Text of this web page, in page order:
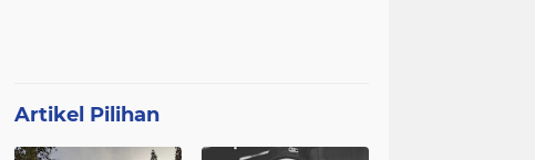
Artikel Pilihan